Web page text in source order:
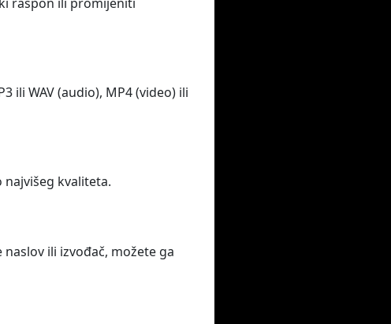
ili WAV (audio), MP4 (video) ili
kvaliteta.
ili izvođač, možete ga